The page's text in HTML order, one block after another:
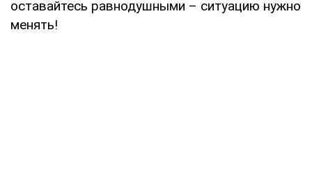
оставайтесь равнодушными – ситуацию нужно
менять!